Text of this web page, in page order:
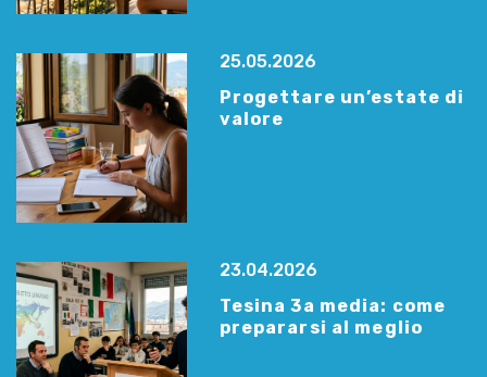
25.05.2026
Progettare un’estate di
valore
23.04.2026
Tesina 3a media: come
prepararsi al meglio